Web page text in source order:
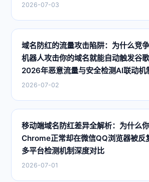
2026-07-03
域名防红的流量攻击陷阱：为什么竞
机器人攻击你的域名就能自动触发谷
2026年恶意流量与安全检测AI联动机
2026-07-02
移动端域名防红差异全解析：为什么
Chrome正常却在微信QQ浏览器被
多平台检测机制深度对比
2026-07-01